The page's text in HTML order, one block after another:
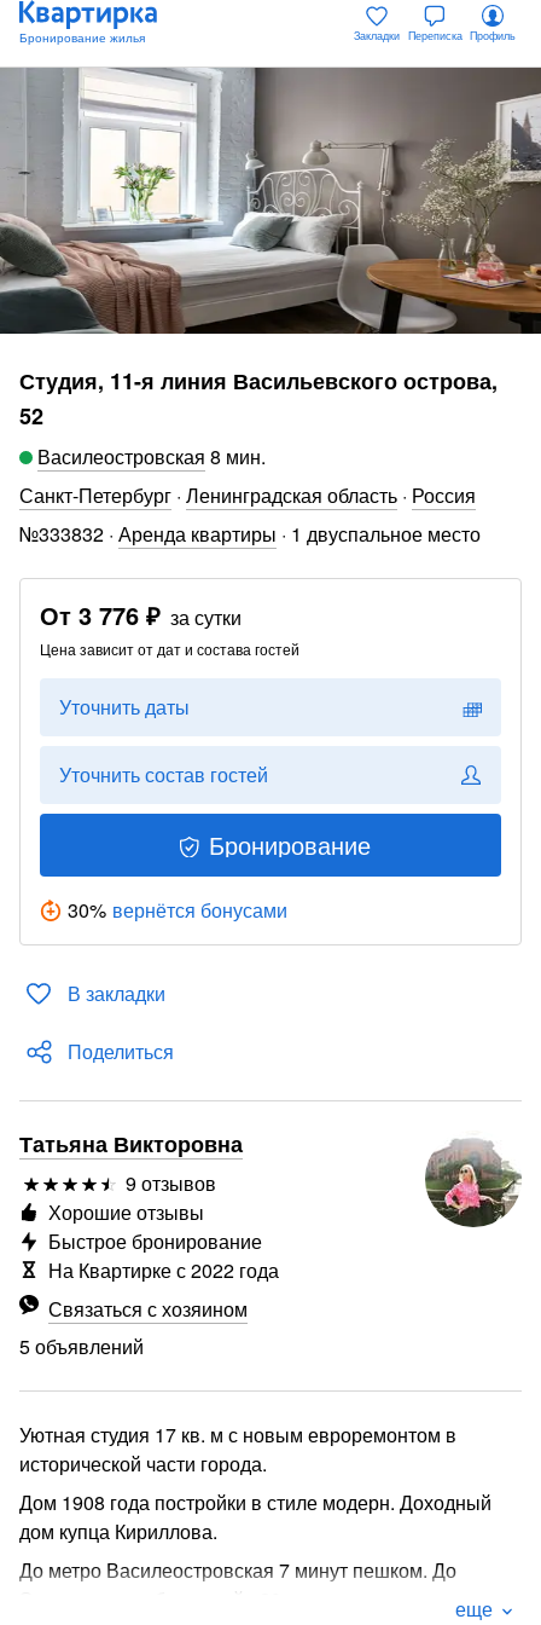
Закладки Переписка Профиль
Студия, 11-я линия Васильевского острова,
52
Василеостровская 8 мин.
Санкт-Петербург · Ленинградская область · Россия
№333832 · Аренда квартиры · 1 двуспальное место
От 3 776 ₽ за сутки
Цена зависит от дат и состава гостей
Уточнить даты
Уточнить состав гостей
Бронирование
30% вернётся бонусами
В закладки
Поделиться
Татьяна Викторовна
9 отзывов
Связаться с хозяином
5 объявлений
Хорошие отзывы
Быстрое бронирование
На Квартирке с 2022 года
Уютная студия 17 кв. м с новым евроремонтом в
исторической части города.
Дом 1908 года постройки в стиле модерн. Доходный
дом купца Кириллова.
До метро Василеостровская 7 минут пешком. До
Эрмитажа и набережной - 20 минут пешком.
еще